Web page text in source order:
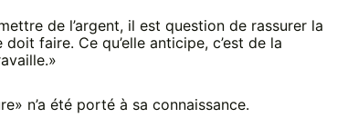
de l’argent, il est question de rassurer la
faire. Ce qu’elle anticipe, c’est de la
n’a été porté à sa connaissance.